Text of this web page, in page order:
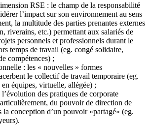
RSE : le champ de la responsabilité
l’impact sur son environnement au sens
la multitude des parties prenantes externes
riverains, etc.) permettant aux salariés de
personnels et professionnels durant le
temps de travail (eg. congé solidaire,
compétences) ;
: les « nouvelles » formes
le collectif de travail temporaire (eg.
équipes, virtuelle, allégée) ;
des pratiques de corporate
du pouvoir de direction de
la conception d’un pouvoir «partagé» (eg.